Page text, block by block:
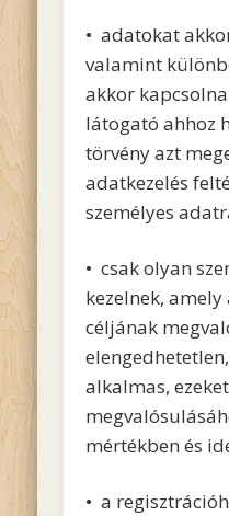
• adatokat
valamint
akkor
látogató ahhoz
törvény azt
adatkezelés
személyes
• csak olyan
kezelnek, amely
céljának
alkalmas,
mértékben és
• a